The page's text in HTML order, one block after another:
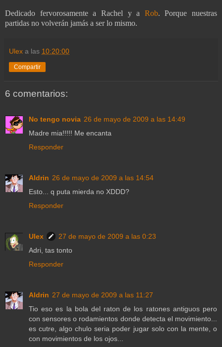
Dedicado fervorosamente a Rachel y a Rob. Porque nuestras
partidas no volverán jamás a ser lo mismo.
Ulex a las 10:20:00
Compartir
6 comentarios:
No tengo novia 26 de mayo de 2009 a las 14:49
Madre mia!!!!! Me encanta
Responder
Aldrin 26 de mayo de 2009 a las 14:54
Esto... q puta mierda no XDDD?
Responder
Ulex
27 de mayo de 2009 a las 0:23
Adri, tas tonto
Responder
Aldrin 27 de mayo de 2009 a las 11:27
Tio eso es la bola del raton de los ratones antiguos pero
con sensores o rodamientos donde detecta el movimiento...
es cutre, algo chulo seria poder jugar solo con la mente, o
con movimientos de los ojos...